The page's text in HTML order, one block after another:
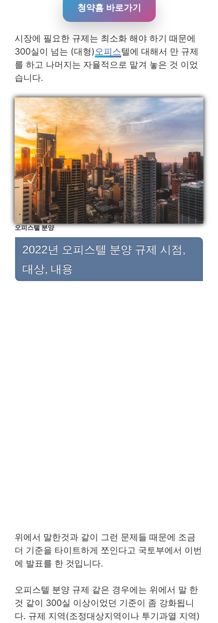
청약홈 바로가기
시장에 필요한 규제는 최소화 해야 하기 때문에
300실이 넘는 (대형)오피스텔에 대해서 만 규제
를 하고 나머지는 자율적으로 맡겨 놓은 것 이었
습니다.
오피스텔 분양
2022년 오피스텔 분양 규제 시점,
대상, 내용
위에서 말한것과 같이 그런 문제들 때문에 조금
더 기준을 타이트하게 쪼인다고 국토부에서 이번
에 발표를 한 것입니다.
오피스텔 분양 규제 같은 경우에는 위에서 말 한
것 같이 300실 이상이었던 기준이 좀 강화됩니
다. 규제 지역(조정대상지역이나 투기과열 지역)